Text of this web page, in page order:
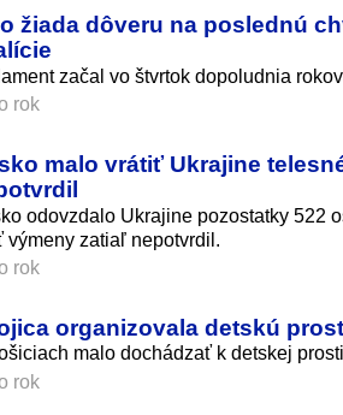
žiada dôveru na poslednú
začal vo štvrtok dopoludnia
rok
malo vrátiť Ukrajine
odovzdalo Ukrajine pozostatky 522
výmeny zatiaľ nepotvrdil.
rok
organizovala detskú
malo dochádzať k detskej
rok